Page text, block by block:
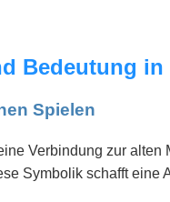
Bedeutung
Spielen
Verbindung zur
Symbolik schafft eine